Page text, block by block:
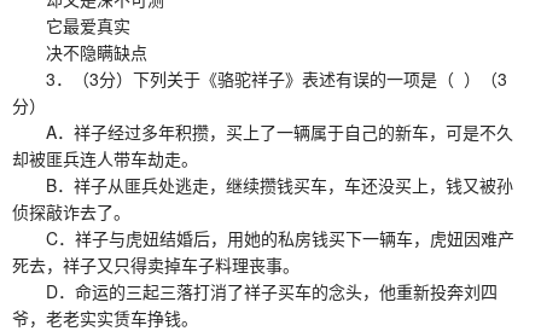
它最爱真实
决不隐瞒缺点
3．（3分）下列关于《骆驼祥子》表述有误的一项是（ ）（3
分）
A．祥子经过多年积攒，买上了一辆属于自己的新车，可是不久
却被匪兵连人带车劫走。
B．祥子从匪兵处逃走，继续攒钱买车，车还没买上，钱又被孙
侦探敲诈去了。
C．祥子与虎妞结婚后，用她的私房钱买下一辆车，虎妞因难产
死去，祥子又只得卖掉车子料理丧事。
D．命运的三起三落打消了祥子买车的念头，他重新投奔刘四
爷，老老实实赁车挣钱。